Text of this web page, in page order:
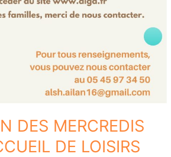
DES MERCREDIS
DE LOISIRS